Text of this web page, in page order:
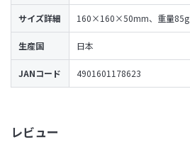
レビュー
サイズ詳細 160×160×50mm、重量85g
生産国 日本
JANコード 4901601178623